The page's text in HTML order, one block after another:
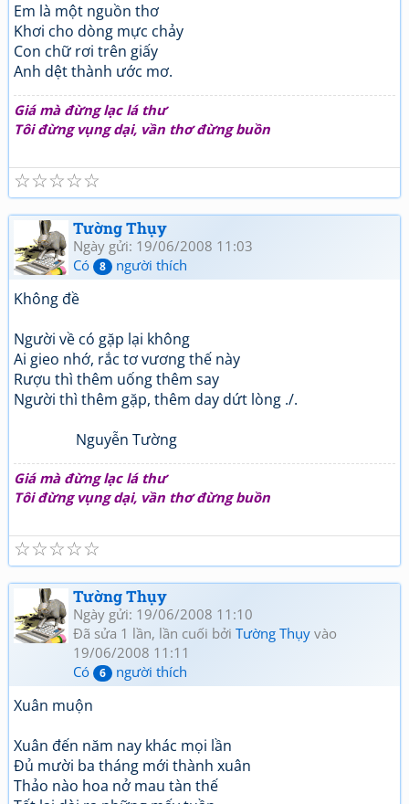
Em là một nguồn thơ
Khơi cho dòng mực chảy
Con chữ rơi trên giấy
Anh dệt thành ước mơ.
Giá mà đừng lạc lá thư
Tôi đừng vụng dại, vần thơ đừng buồn
☆
☆
☆
☆
☆
Tường Thụy
Ngày gửi: 19/06/2008 11:03
Có
8 người thích
Không đề
Người về có gặp lại không
Ai gieo nhớ, rắc tơ vương thế này
Rượu thì thêm uống thêm say
Người thì thêm gặp, thêm day dứt lòng ./.
Nguyễn Tường
Giá mà đừng lạc lá thư
Tôi đừng vụng dại, vần thơ đừng buồn
☆
☆
☆
☆
☆
Tường Thụy
Ngày gửi: 19/06/2008 11:10
Đã sửa 1 lần, lần cuối bởi Tường Thụy vào
19/06/2008 11:11
Có
6 người thích
Xuân muộn
Xuân đến năm nay khác mọi lần
Đủ mười ba tháng mới thành xuân
Thảo nào hoa nở mau tàn thế